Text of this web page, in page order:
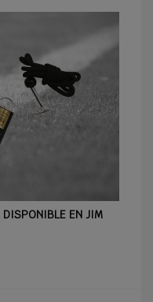
DISPONIBLE EN JIM